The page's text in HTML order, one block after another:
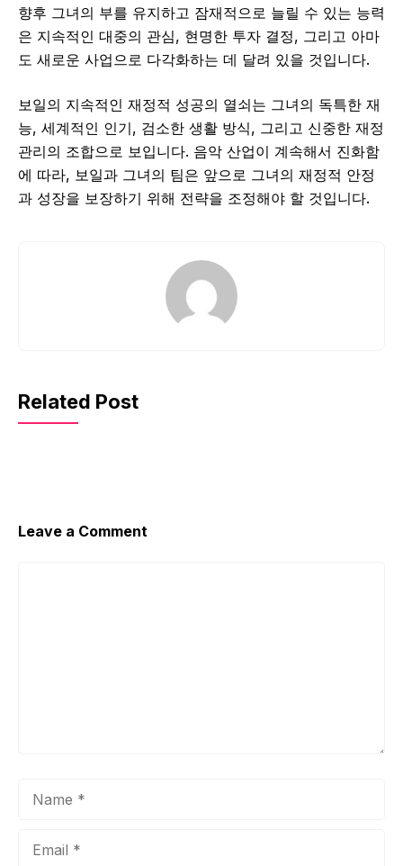
향후 그녀의 부를 유지하고 잠재적으로 늘릴 수 있는 능력
은 지속적인 대중의 관심, 현명한 투자 결정, 그리고 아마
도 새로운 사업으로 다각화하는 데 달려 있을 것입니다.
보일의 지속적인 재정적 성공의 열쇠는 그녀의 독특한 재
능, 세계적인 인기, 검소한 생활 방식, 그리고 신중한 재정
관리의 조합으로 보입니다. 음악 산업이 계속해서 진화함
에 따라, 보일과 그녀의 팀은 앞으로 그녀의 재정적 안정
과 성장을 보장하기 위해 전략을 조정해야 할 것입니다.
Related Post
Leave a Comment